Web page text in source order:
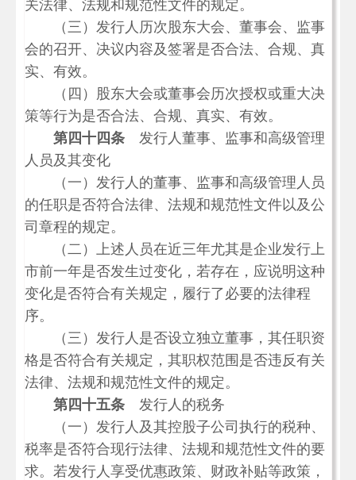
关法律、法规和规范性文件的规定。
（三）发行人历次股东大会、董事会、监事
会的召开、决议内容及签署是否合法、合规、真
实、有效。
（四）股东大会或董事会历次授权或重大决
策等行为是否合法、合规、真实、有效。
第四十四条 发行人董事、监事和高级管理
人员及其变化
（一）发行人的董事、监事和高级管理人员
的任职是否符合法律、法规和规范性文件以及公
司章程的规定。
（二）上述人员在近三年尤其是企业发行上
市前一年是否发生过变化，若存在，应说明这种
变化是否符合有关规定，履行了必要的法律程
序。
（三）发行人是否设立独立董事，其任职资
格是否符合有关规定，其职权范围是否违反有关
法律、法规和规范性文件的规定。
第四十五条 发行人的税务
（一）发行人及其控股子公司执行的税种、
税率是否符合现行法律、法规和规范性文件的要
求。若发行人享受优惠政策、财政补贴等政策，